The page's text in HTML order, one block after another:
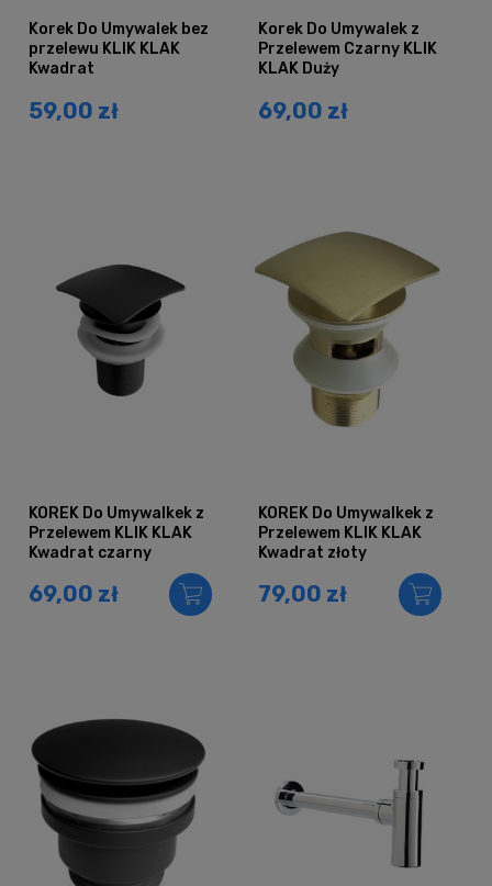
Korek Do Umywalek bez
przelewu KLIK KLAK
Kwadrat
59,00 zł
Korek Do Umywalek z
Przelewem Czarny KLIK
KLAK Duży
69,00 zł
KOREK Do Umywalkek z
Przelewem KLIK KLAK
Kwadrat czarny
69,00 zł
KOREK Do Umywalkek z
Przelewem KLIK KLAK
Kwadrat złoty
79,00 zł